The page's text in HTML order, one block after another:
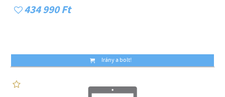
434 990 Ft
Irány a bolt!